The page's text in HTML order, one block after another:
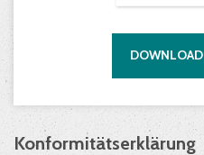
DOWNLOAD
Konformitätserklärung